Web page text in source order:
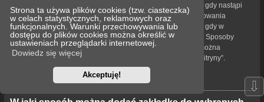
Strona ta używa plików cookies (tzw. ciasteczka)
w celach statystycznych, reklamowych oraz
funkcjonalnych. Warunki przechowywania lub
dostępu do plików cookies można określić w
ustawieniach przeglądarki internetowej.
Dowiedz się więcej
Akceptuję!
obserwowanie tematu. Użytkownik może być powiadamiany, gdy nastąpi
aktualizacja tematu oznaczonego zakładką. Funkcja obserwowania
powiadamia użytkownika – w wybrany przez niego sposób – gdy w
obserwowanym temacie bądź forum pojawiła się nowa treść. Sposoby
powiadamiania dla zakładek i obserwowanych elementów można
konfigurować w panelu użytkownika na karcie „Ustawienia witryny”.
⇩